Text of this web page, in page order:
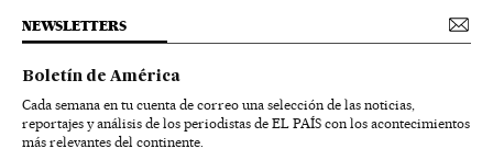
NEWSLETTERS
Boletín de América
Cada semana en tu cuenta de correo una selección de las noticias,
reportajes y análisis de los periodistas de EL PAÍS con los acontecimientos
más relevantes del continente.